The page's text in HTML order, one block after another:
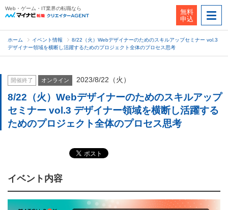
Web・ゲーム・IT業界の転職なら
無料
申込
ホーム イベント情報
8/22（火）Webデザイナーのためのスキルアップセミナー vol.3
デザイナー領域を横断し活躍するためのプロジェクト全体のプロセス思考
開催終了 オンライン 2023/8/22（火）
8/22（火）Webデザイナーのためのスキルアップ
セミナー vol.3 デザイナー領域を横断し活躍する
ためのプロジェクト全体のプロセス思考
イベント内容